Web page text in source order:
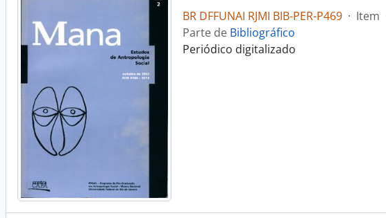
BR DFFUNAI RJMI BIB-PER-P469 · Item
Parte de Bibliográfico
Periódico digitalizado